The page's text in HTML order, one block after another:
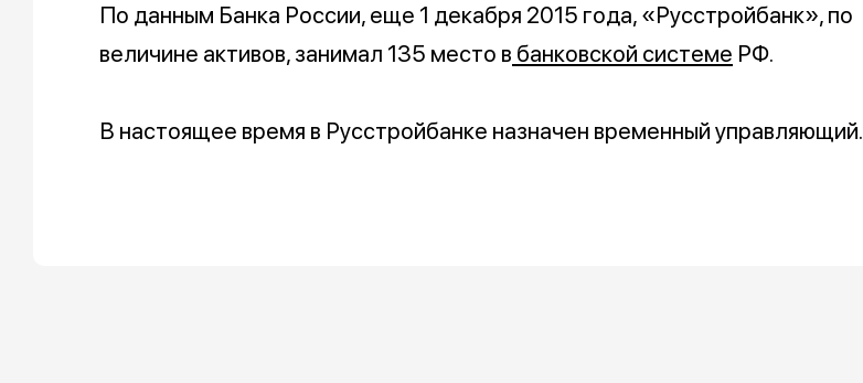
По данным Банка России, еще 1 декабря 2015 года, «Русстройбанк», по
величине активов, занимал 135 место в банковской системе РФ.
В настоящее время в Русстройбанке назначен временный управляющий.